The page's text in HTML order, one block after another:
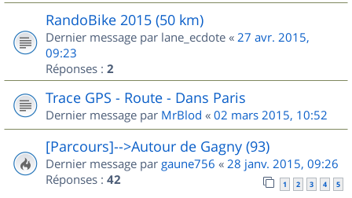
RandoBike 2015 (50 km)
Dernier message par lane_ecdote « 27 avr. 2015,
09:23
Réponses : 2
Trace GPS - Route - Dans Paris
Dernier message par MrBlod « 02 mars 2015, 10:52
[Parcours]-->Autour de Gagny (93)
Dernier message par gaune756 « 28 janv. 2015, 09:26
Réponses : 42 1 2 3 4 5